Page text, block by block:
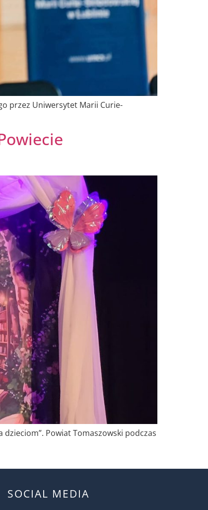
przez Uniwersytet Marii Curie-
dzieciom”. Powiat Tomaszowski podczas
SOCIAL MEDIA